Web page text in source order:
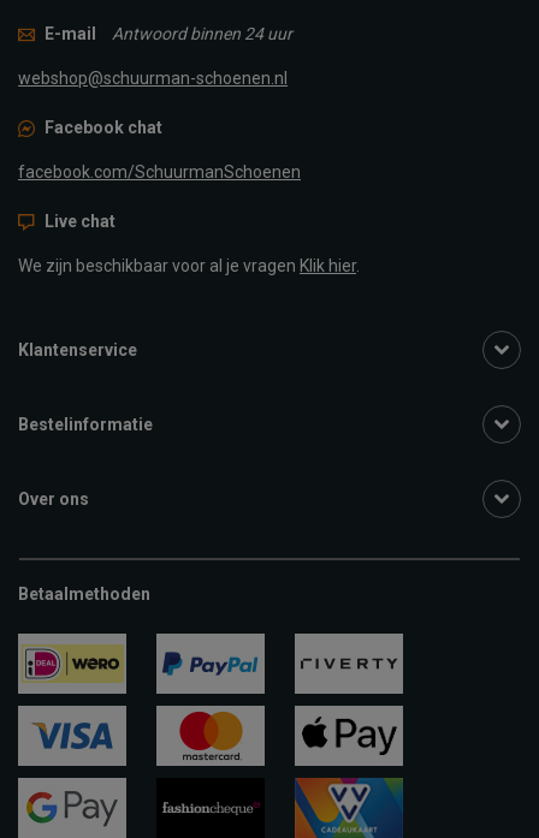
E-mail Antwoord binnen 24 uur
webshop@schuurman-schoenen.nl
Facebook chat
facebook.com/SchuurmanSchoenen
Live chat
We zijn beschikbaar voor al je vragen Klik hier.
Klantenservice
Bestelinformatie
Over ons
Betaalmethoden
ideal paypal riverty
visa
apple-
pay